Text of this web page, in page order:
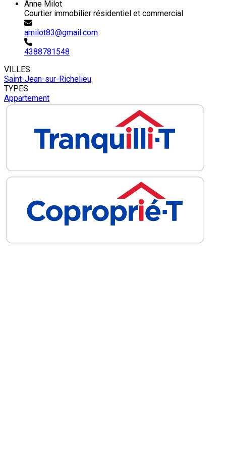
Anne Milot
Courtier immobilier résidentiel et commercial
amilot83@gmail.com
4388781548
VILLES
Saint-Jean-sur-Richelieu
TYPES
Appartement